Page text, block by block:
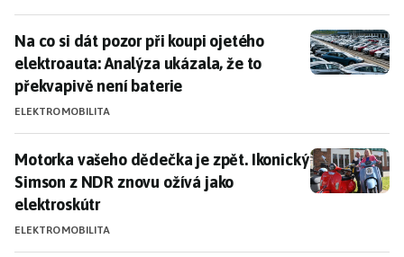
Na co si dát pozor při koupi ojetého elektroauta:
Na co si dát pozor při koupi ojetého
elektroauta: Analýza ukázala, že to
překvapivě není baterie
ELEKTROMOBILITA
Motorka vašeho dědečka je zpět. Ikonický Simson z
Motorka vašeho dědečka je zpět. Ikonický
Simson z NDR znovu ožívá jako
elektroskútr
ELEKTROMOBILITA